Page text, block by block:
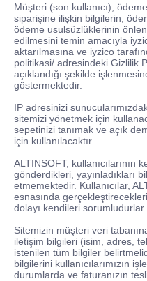
Müşteri (son kullanıcı),
siparişine ilişkin bilgilerin,
ödeme usulsüzlüklerinin
edilmesini temin amacıyla
aktarılmasına ve iyzico
politikasi/ adresindeki Gizlilik
açıklandığı şekilde
göstermektedir.
IP adresinizi
sitemizi yönetmek için
sepetinizi tanımak ve açık
için kullanılacaktır.
ALTINSOFT, kullanıcılarının
gönderdikleri, yayınladıkları
etmemektedir. Kullanıcılar,
esnasında
dolayı kendileri sorumludurlar.
Sitemizin müşteri veri
iletişim bilgileri (isim, adres,
istenilen tüm bilgiler
bilgilerini kullanıcılarımızın
durumlarda ve faturanızın